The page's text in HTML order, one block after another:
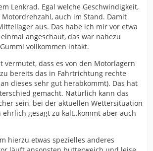
Lenkrad. Egal welche Geschwindigkeit,
auch im Stand. Damit
aus. Das habe ich mir vor etwa
angeschaut, das war nahezu
vollkommen intakt.
vermutet, dass es von den Motorlagern
bereits das in Fahrtrichtung rechte
dieses sehr gut herabkommt). Das hat
gemacht. Natürlich kann das
sein, bei der aktuellen Wettersituation
gesagt zu kalt..kommt aber auch
hierzu etwas spezielles anderes